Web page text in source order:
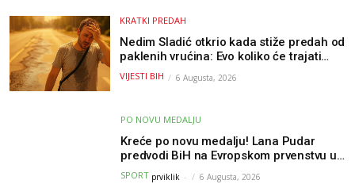
KRATKI PREDAH
Nedim Sladić otkrio kada stiže predah od
paklenih vrućina: Evo koliko će trajati
osvježenje u BiH
VIJESTI BIH 6 Augusta, 2026
PO NOVU MEDALJU
Kreće po novu medalju! Lana Pudar
predvodi BiH na Evropskom prvenstvu u
Parizu
SPORT prviklik - 6 Augusta, 2026